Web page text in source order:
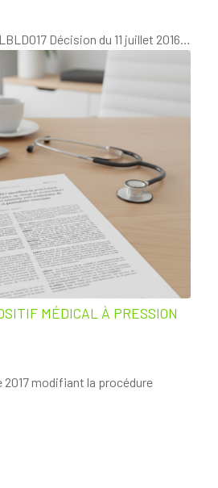
Décision du 11 juillet 2016…
MÉDICAL À PRESSION
2017 modifiant la procédure